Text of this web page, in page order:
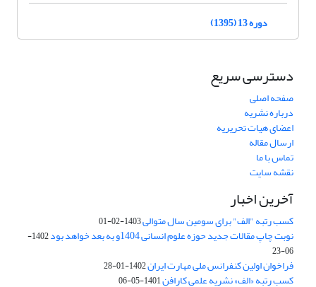
دوره 13 (1395)
دسترسی سریع
صفحه اصلی
درباره نشریه
اعضای هیات تحریریه
ارسال مقاله
تماس با ما
نقشه سایت
آخرین اخبار
کسب رتبه "الف" برای سومین سال متوالی1403-02-01
نوبت چاپ مقالات جدید حوزه علوم انسانی 1404و به بعد خواهد بود
1402-
06-23
فراخوان اولین کنفرانس ملی مهارت ایران1402-01-28
کسب رتبه «الف» نشریه علمی کارافن1401-05-06